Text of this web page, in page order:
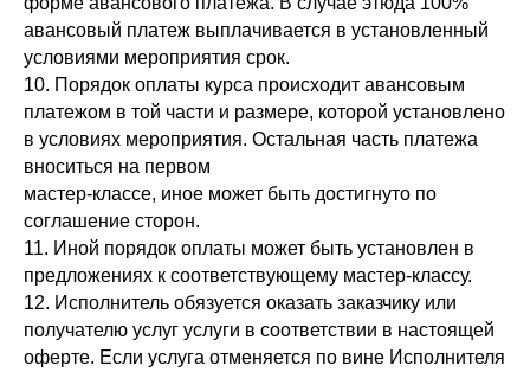
авансовый платеж выплачивается в установленный
условиями мероприятия срок.
10. Порядок оплаты курса происходит авансовым
платежом в той части и размере, которой установлено
в условиях мероприятия. Остальная часть платежа
вноситься на первом
мастер-классе, иное может быть достигнуто по
соглашение сторон.
11. Иной порядок оплаты может быть установлен в
предложениях к соответствующему мастер-классу.
12. Исполнитель обязуется оказать заказчику или
получателю услуг услуги в соответствии в настоящей
оферте. Если услуга отменяется по вине Исполнителя